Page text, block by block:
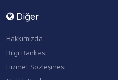
Diğer
Hakkımızda
Bilgi Bankası
Hizmet Sözleşmesi